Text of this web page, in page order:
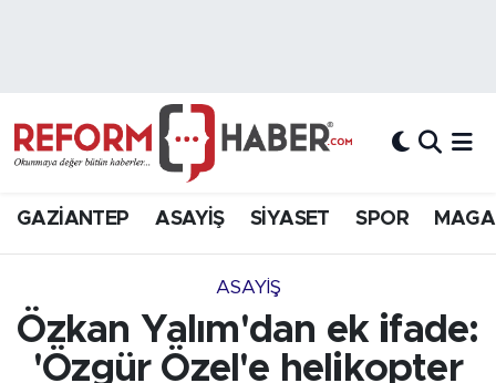
GAZİANTEP ASAYİŞ SİYASET SPOR
ASAYİŞ
Özkan Yalım'dan ek ifade:
'Özgür Özel'e helikopter
Hava Durumu
Süper Lig Puan Durumu ve Fikstür
Son Dakika Haberleri